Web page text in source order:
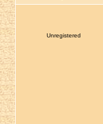
Unregistered